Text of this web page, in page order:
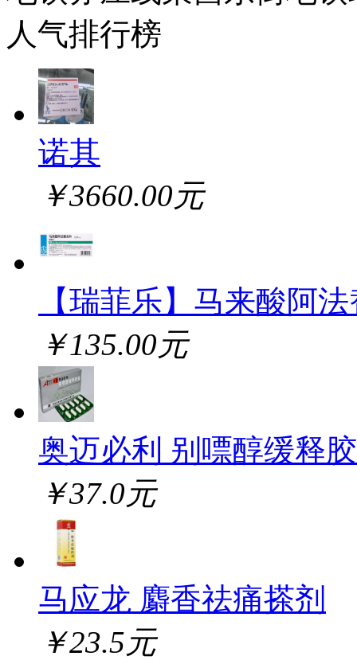
人气排行榜
诺其
￥3660.00元
【瑞菲乐】马来酸阿
￥135.00元
奥迈必利 别嘌醇缓释
￥37.0元
马应龙 麝香祛痛搽剂
￥23.5元